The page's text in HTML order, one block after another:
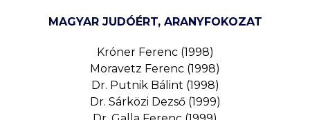
MAGYAR JUDÓÉRT, ARANYFOKOZAT
Króner Ferenc (1998)
Moravetz Ferenc (1998)
Dr. Putnik Bálint (1998)
Dr. Sárközi Dezső (1999)